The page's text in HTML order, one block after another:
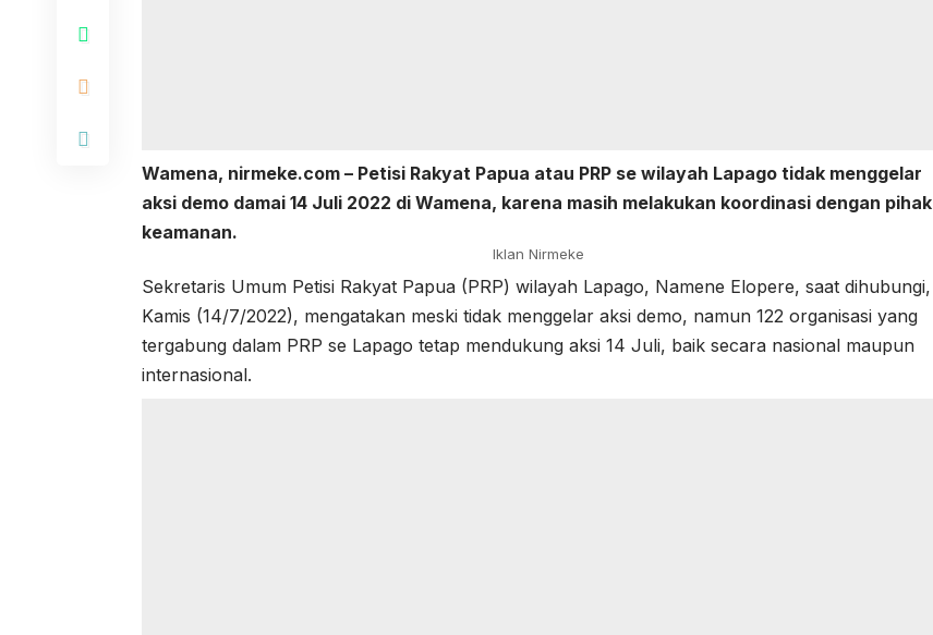
Wamena, nirmeke.com – Petisi Rakyat Papua atau PRP se wilayah Lapago tidak menggelar
aksi demo damai 14 Juli 2022 di Wamena, karena masih melakukan koordinasi dengan pihak
keamanan.
Iklan Nirmeke
Sekretaris Umum Petisi Rakyat Papua (PRP) wilayah Lapago, Namene Elopere, saat dihubungi,
Kamis (14/7/2022), mengatakan meski tidak menggelar aksi demo, namun 122 organisasi yang
tergabung dalam PRP se Lapago tetap mendukung aksi 14 Juli, baik secara nasional maupun
internasional.